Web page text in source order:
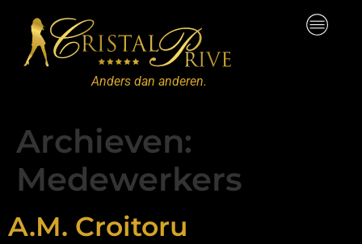
Anders dan anderen.
Archieven:
Medewerkers
A.M. Croitoru